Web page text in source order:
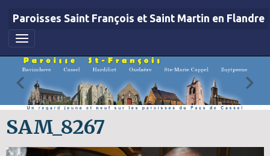
Paroisses Saint François et Saint Martin en Flandre
SAM_8267